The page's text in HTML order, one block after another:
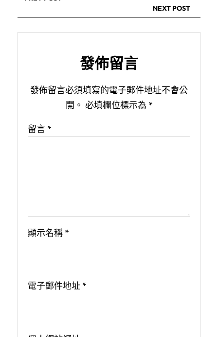
NEXT POST
發佈留言
發佈留言必須填寫的電子郵件地址不會公
開。 必填欄位標示為 *
留言 *
顯示名稱 *
電子郵件地址 *